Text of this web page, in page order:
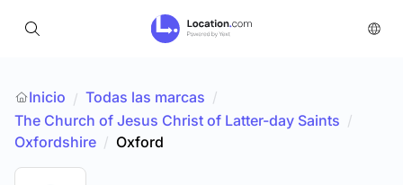
Inicio / Todas las marcas /
The Church of Jesus Christ of Latter-day Saints /
Oxfordshire / Oxford